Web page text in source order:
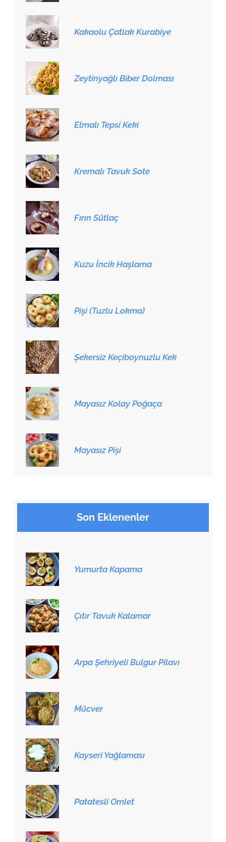
Kakaolu Çatlak Kurabiye
Zeytinyağlı Biber Dolması
Elmalı Tepsi Keki
Kremalı Tavuk Sote
Fırın Sütlaç
Kuzu İncik Haşlama
Pişi (Tuzlu Lokma)
Şekersiz Keçiboynuzlu Kek
Mayasız Kolay Poğaça
Mayasız Pişi
Son Eklenenler
Yumurta Kapama
Çıtır Tavuk Kalamar
Arpa Şehriyeli Bulgur Pilavı
Mücver
Kayseri Yağlaması
Patatesli Omlet